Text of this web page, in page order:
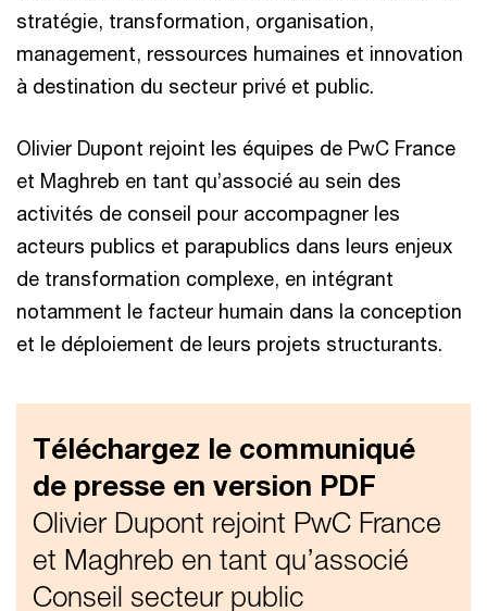
stratégie, transformation, organisation,
management, ressources humaines et innovation
à destination du secteur privé et public.
Olivier Dupont rejoint les équipes de PwC France
et Maghreb en tant qu’associé au sein des
activités de conseil pour accompagner les
acteurs publics et parapublics dans leurs enjeux
de transformation complexe, en intégrant
notamment le facteur humain dans la conception
et le déploiement de leurs projets structurants.
Téléchargez le communiqué
de presse en version PDF
Olivier Dupont rejoint PwC France
et Maghreb en tant qu’associé
Conseil secteur public